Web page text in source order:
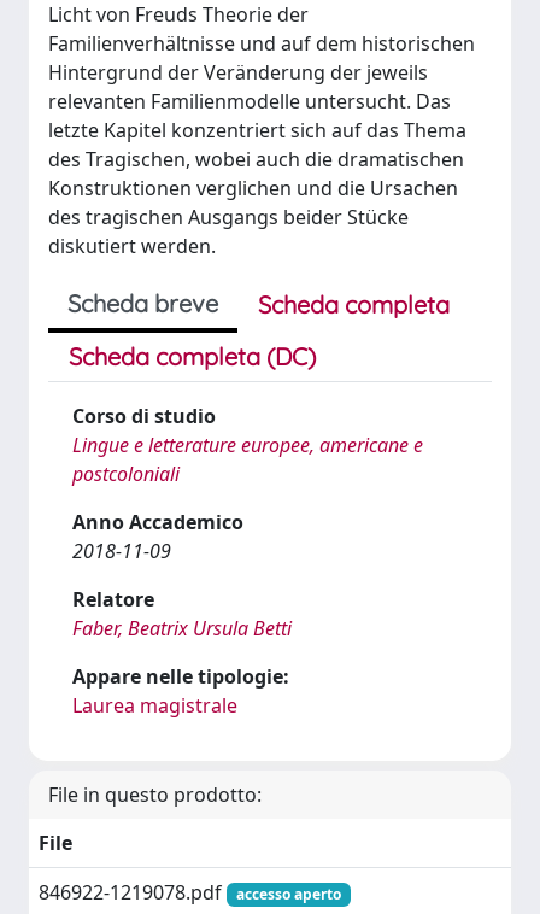
Licht von Freuds Theorie der
Familienverhältnisse und auf dem historischen
Hintergrund der Veränderung der jeweils
relevanten Familienmodelle untersucht. Das
letzte Kapitel konzentriert sich auf das Thema
des Tragischen, wobei auch die dramatischen
Konstruktionen verglichen und die Ursachen
des tragischen Ausgangs beider Stücke
diskutiert werden.
Scheda breve
Scheda completa
Scheda completa (DC)
Corso di studio
Lingue e letterature europee, americane e
postcoloniali
Anno Accademico
2018-11-09
Relatore
Faber, Beatrix Ursula Betti
Appare nelle tipologie:
Laurea magistrale
File in questo prodotto:
File
846922-1219078.pdf
accesso aperto